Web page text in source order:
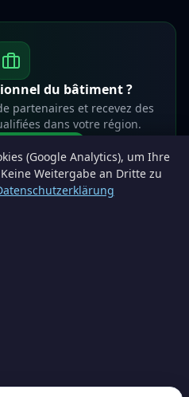
(Google Analytics), um Ihre
Weitergabe an Dritte zu
du bâtiment ?
partenaires et recevez des
dans votre région.